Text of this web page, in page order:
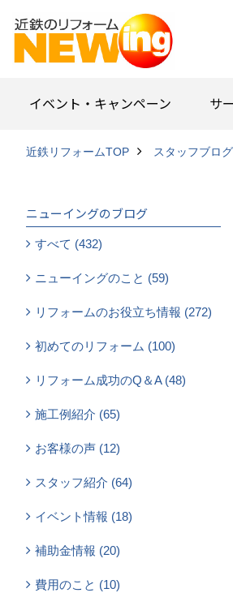
イベント・キャンペーン サ
近鉄リフォームTOP スタッフブログ
ニューイングのブログ
すべて (432)
ニューイングのこと (59)
リフォームのお役立ち情報 (272)
初めてのリフォーム (100)
リフォーム成功のQ＆A (48)
施工例紹介 (65)
お客様の声 (12)
スタッフ紹介 (64)
イベント情報 (18)
補助金情報 (20)
費用のこと (10)